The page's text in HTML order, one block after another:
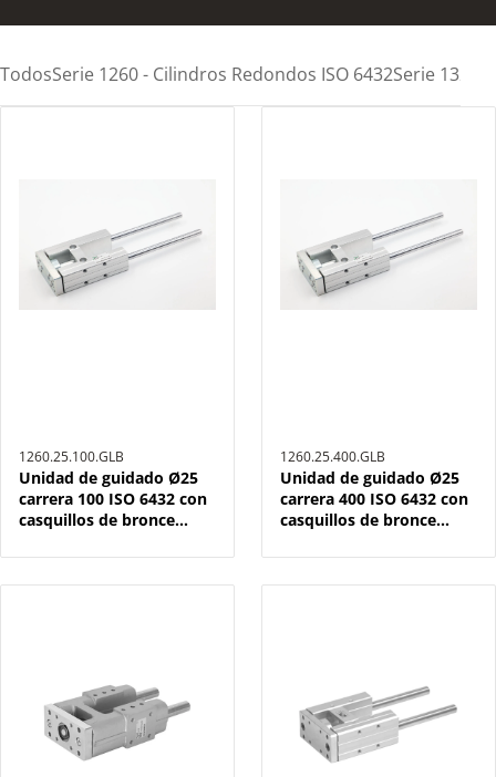
TodosSerie 1260 - Cilindros Redondos ISO 6432Serie 1320
1260.25.100.GLB
Unidad de guidado Ø25
carrera 100 ISO 6432 con
casquillos de bronce
1260.25.400.GLB
Unidad de guidado Ø25
carrera 400 ISO 6432 con
casquillos de bronce